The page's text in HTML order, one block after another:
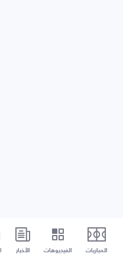
المباريات الفيديوهات الأخبار